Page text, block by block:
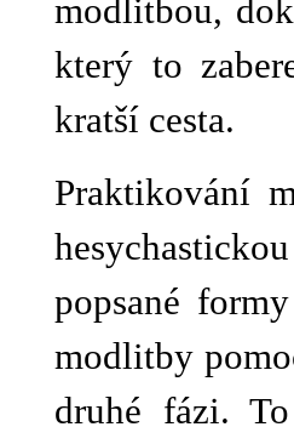
modlitbou,
který to
kratší cesta.
Praktikování
popsané
modlitby
druhé fázi.